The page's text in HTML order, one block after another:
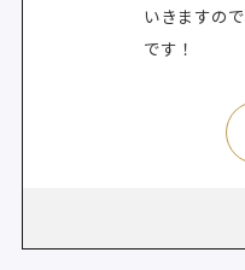
いきますの
です！